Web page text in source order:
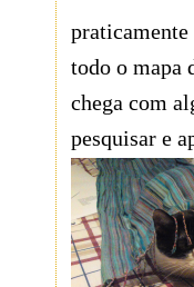
praticamente
todo o mapa
chega com
pesquisar e